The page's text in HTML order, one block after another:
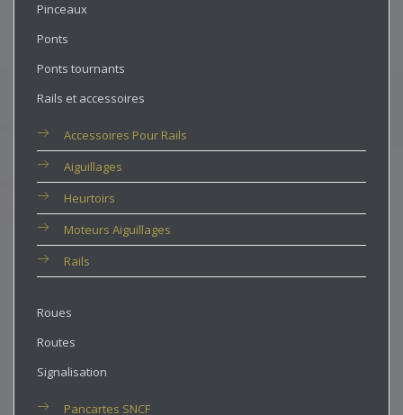
Pinceaux
Ponts
Ponts tournants
Rails et accessoires
Accessoires Pour Rails
Aiguillages
Heurtoirs
Moteurs Aiguillages
Rails
Roues
Routes
Signalisation
Pancartes SNCF